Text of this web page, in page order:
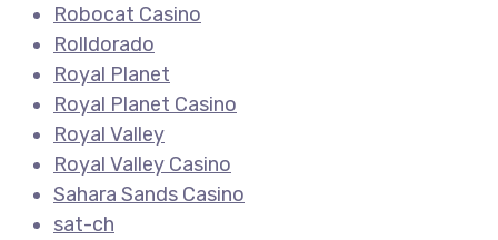
Robocat Casino
Rolldorado
Royal Planet
Royal Planet Casino
Royal Valley
Royal Valley Casino
Sahara Sands Casino
sat-ch